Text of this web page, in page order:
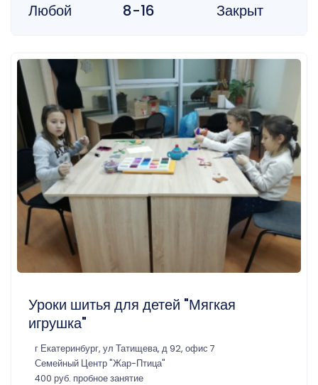
Любой 8-16 Закрыт
Уроки шитья для детей "Мягкая
игрушка"
г Екатеринбург, ул Татищева, д 92, офис 7
Семейный Центр "Жар-Птица"
400 руб. пробное занятие